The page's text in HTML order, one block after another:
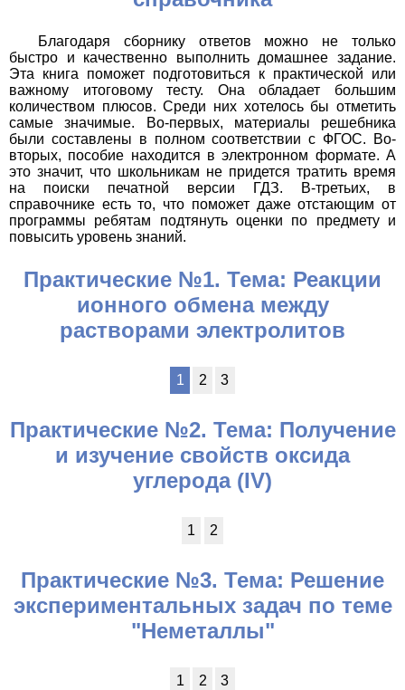
Благодаря сборнику ответов можно не только
быстро и качественно выполнить домашнее задание.
Эта книга поможет подготовиться к практической или
важному итоговому тесту. Она обладает большим
количеством плюсов. Среди них хотелось бы отметить
самые значимые. Во-первых, материалы решебника
были составлены в полном соответствии с ФГОС. Во-
вторых, пособие находится в электронном формате. А
это значит, что школьникам не придется тратить время
на поиски печатной версии ГДЗ. В-третьих, в
справочнике есть то, что поможет даже отстающим от
программы ребятам подтянуть оценки по предмету и
повысить уровень знаний.
Практические №1. Тема: Реакции
ионного обмена между
растворами электролитов
1 2 3
Практические №2. Тема: Получение
и изучение свойств оксида
углерода (IV)
1 2
Практические №3. Тема: Решение
экспериментальных задач по теме
"Неметаллы"
1 2 3